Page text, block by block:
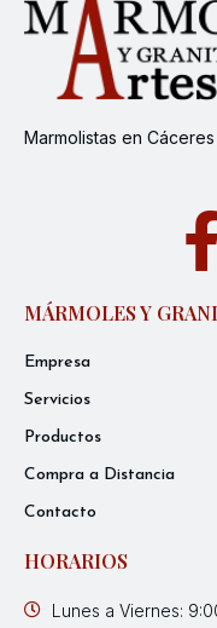
Marmolistas en
MÁRMOLES Y
Empresa
Servicios
Productos
Compra a Distancia
Contacto
HORARIOS
Lunes a Viernes: